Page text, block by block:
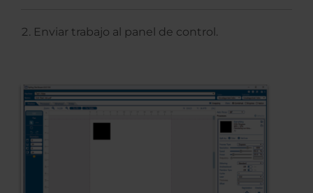
Enviar trabajo al panel de control.